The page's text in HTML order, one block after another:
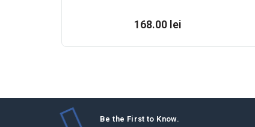
168.00 lei
Be the First to Know.